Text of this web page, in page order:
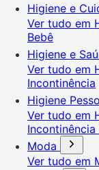
Higiene e
Ver tudo em
Bebê
Higiene e
Ver tudo em
Incontinência
Higiene
Ver tudo em
Incontinência
Moda
Ver tudo em